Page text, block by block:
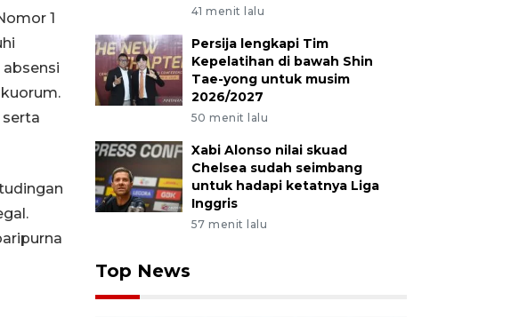
1
41 menit lalu
Persija lengkapi Tim
Kepelatihan di bawah Shin
Tae-yong untuk musim
2026/2027
50 menit lalu
Xabi Alonso nilai skuad
Chelsea sudah seimbang
untuk hadapi ketatnya Liga
Inggris
57 menit lalu
Top News